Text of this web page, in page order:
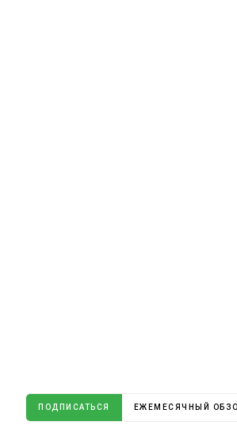
ПОДПИСАТЬСЯ ЕЖЕМЕСЯЧНЫЙ